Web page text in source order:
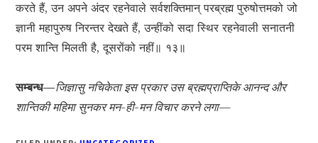
करते हैं, उन अपने अंदर रहनेवाले सर्वशक्तिमान् परब्रह्म पुरुषोत्तमको जो
ज्ञानी महापुरुष निरन्तर देखते हैं, उन्हींको सदा स्थिर रहनेवाली सनातनी
परम शान्ति मिलती है, दूसरोंको नहीं॥ १३॥
सम्बन्ध—जिज्ञासु नचिकेता इस प्रकार उस ब्रह्मप्राप्तिके आनन्द और
शान्तिकी महिमा सुनकर मन-ही-मन विचार करने लगा—